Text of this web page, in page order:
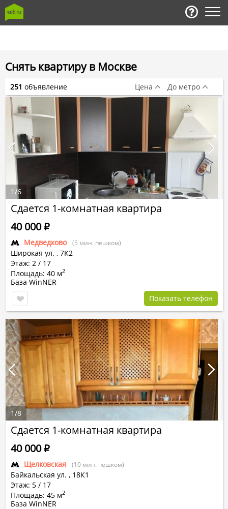
Снять квартиру в Москве
Сдается 1-комнатная квартира
Медведково (5 мин. пешком)
Широкая ул. , 7К2
Этаж: 2 / 17
Площадь: 40 м2
40 000Р
База WinNER
Показать телефон
1/6
Сдается 1-комнатная квартира
Щелковская (10 мин. пешком)
Байкальская ул. , 18К1
Этаж: 5 / 17
Площадь: 45 м2
40 000Р
База WinNER
1/8
251 объявление Цена До метро